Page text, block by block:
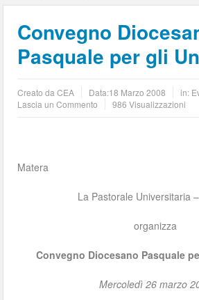
Convegno
Pasquale per gli
Creato daCEA Data:18 Marzo 2008 in:
Lascia un Commento
986 Visualizzazioni
Matera
La Pastorale Universitaria
organizza
Convegno Diocesano Pasquale
Mercoledì 26 marzo